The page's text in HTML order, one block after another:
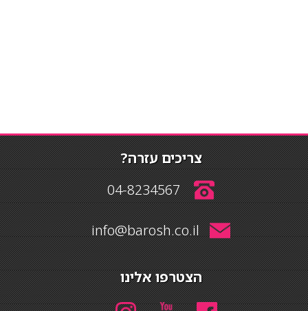
צריכים עזרה?
04-8234567
info@barosh.co.il
הצטרפו אלינו